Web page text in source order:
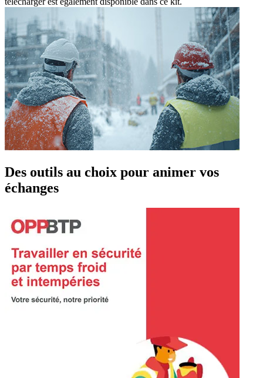
Des outils au choix pour animer vos
échanges